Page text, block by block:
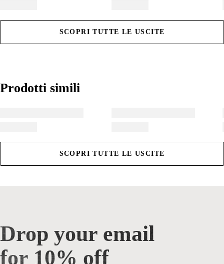
SCOPRI TUTTE LE USCITE
Prodotti simili
Prodotti simili
SCOPRI TUTTE LE USCITE
Drop your email for 10% off
Drop your email
for 10% off